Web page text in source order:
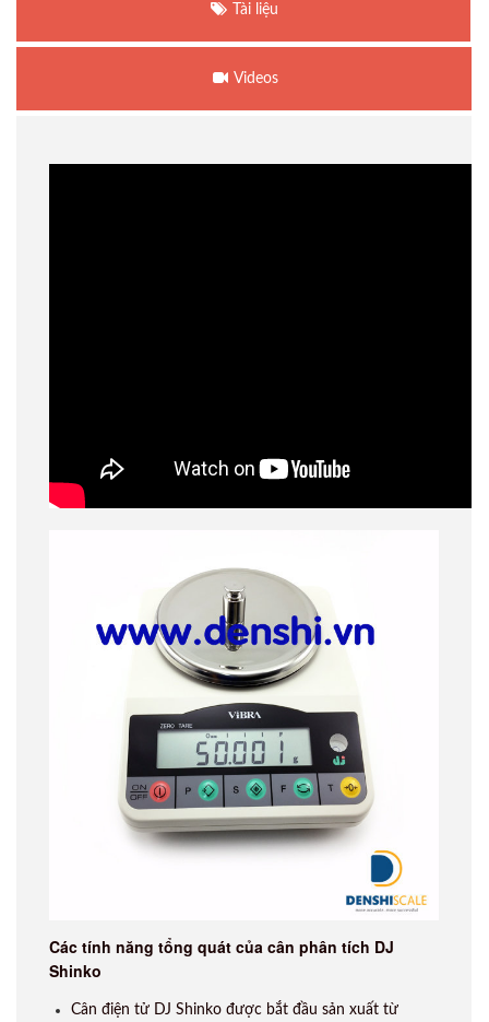
Tài liệu
Videos
Các tính năng tổng quát của cân phân tích DJ
Shinko
Cân điện tử DJ Shinko được bắt đầu sản xuất từ